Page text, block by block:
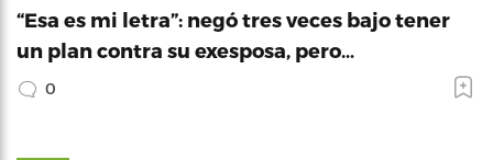
“Esa es mi letra”: negó tres veces bajo tener
un plan contra su exesposa, pero…
0